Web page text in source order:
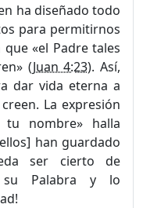
ha diseñado todo
para permitir­nos
«el Padre tales
(Juan 4:23). Así,
dar vida eterna a
La expresión
tu nombre» halla
han guardado
ser cierto de
su Palabra y lo